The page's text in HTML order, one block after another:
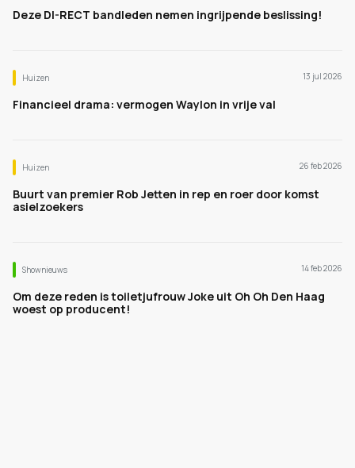
Deze DI-RECT bandleden nemen ingrijpende beslissing!
Huizen 13 jul 2026
Financieel drama: vermogen Waylon in vrije val
Huizen 26 feb 2026
Buurt van premier Rob Jetten in rep en roer door komst
asielzoekers
Shownieuws 14 feb 2026
Om deze reden is toiletjufrouw Joke uit Oh Oh Den Haag
woest op producent!